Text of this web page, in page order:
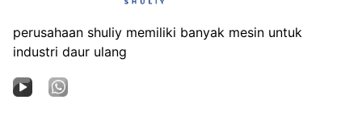
perusahaan shuliy memiliki banyak mesin untuk
industri daur ulang